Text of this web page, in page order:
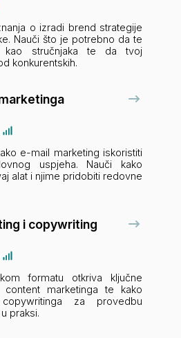
o izradi brend strategije
Nauči što je potrebno da te
kao stručnjaka te da tvoj
konkurentskih.
e-mail marketing iskoristiti
uspjeha. Nauči kako
alat i njime pridobiti redovne
i copywriting
formatu otkriva ključne
marketinga te kako
za provedbu
praksi.